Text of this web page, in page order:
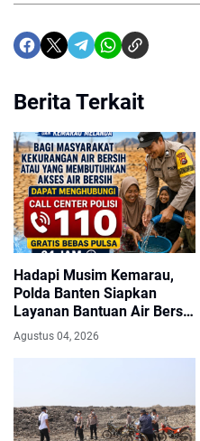
Berita Terkait
Hadapi Musim Kemarau,
Polda Banten Siapkan
Layanan Bantuan Air Bersih
Melalui Call Center 110
Agustus 04, 2026